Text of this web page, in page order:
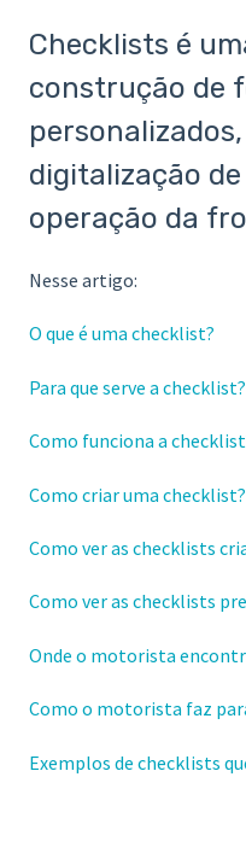
Checklists é
construção de
digitalização
operação da
Nesse artigo:
O que é uma checklist?
Para que serve a checklist?
Como funciona a
Como criar uma checklist?
Como ver as checklists
Como ver as checklists
Onde o motorista
Como o motorista faz
Exemplos de checklists